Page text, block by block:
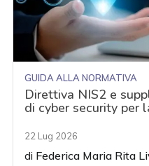
GUIDA ALLA NORMATIVA
Direttiva NIS2 e
di cyber security per
22 Lug 2026
di Federica Maria Rita